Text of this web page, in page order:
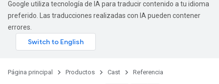
Google utiliza tecnología de IA para traducir contenido a tu idioma
preferido. Las traducciones realizadas con IA pueden contener
errores.
Página principal Productos Cast Referencia